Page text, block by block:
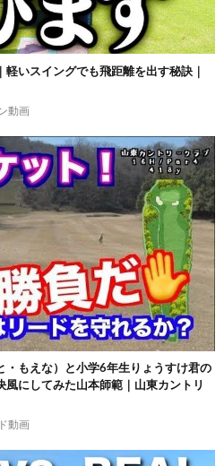
いスイングでも飛距離を出す秘訣｜
動画
・もえな）と小学6年生りょうすけ君の
にしてみた山本師範｜山東カントリ
動画